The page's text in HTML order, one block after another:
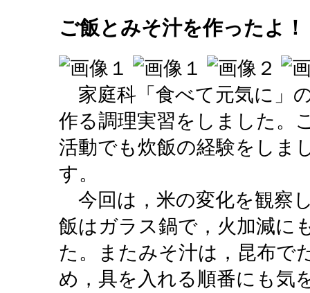
ご飯とみそ汁を作ったよ！
家庭科「食べて元気に」
作る調理実習をしました。
活動でも炊飯の経験をしま
す。
今回は，米の変化を観察
飯はガラス鍋で，火加減に
た。またみそ汁は，昆布で
め，具を入れる順番にも気